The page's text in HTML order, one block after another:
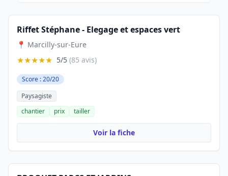
Riffet Stéphane - Elegage et espaces vert
📍 Marcilly-sur-Eure
★★★★★ 5/5 (85 avis)
Score : 20/20
Paysagiste
chantier
prix tailler
Voir la fiche